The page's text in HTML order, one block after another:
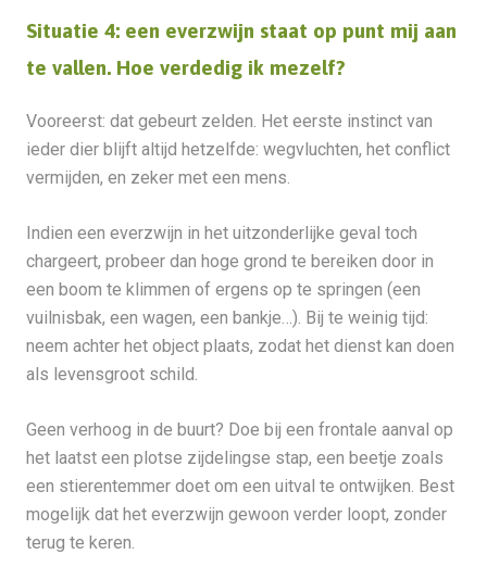
Situatie 4: een everzwijn staat op punt mij aan
te vallen. Hoe verdedig ik mezelf?
Vooreerst: dat gebeurt zelden. Het eerste instinct van
ieder dier blijft altijd hetzelfde: wegvluchten, het conflict
vermijden, en zeker met een mens.
Indien een everzwijn in het uitzonderlijke geval toch
chargeert, probeer dan hoge grond te bereiken door in
een boom te klimmen of ergens op te springen (een
vuilnisbak, een wagen, een bankje…). Bij te weinig tijd:
neem achter het object plaats, zodat het dienst kan doen
als levensgroot schild.
Geen verhoog in de buurt? Doe bij een frontale aanval op
het laatst een plotse zijdelingse stap, een beetje zoals
een stierentemmer doet om een uitval te ontwijken. Best
mogelijk dat het everzwijn gewoon verder loopt, zonder
terug te keren.